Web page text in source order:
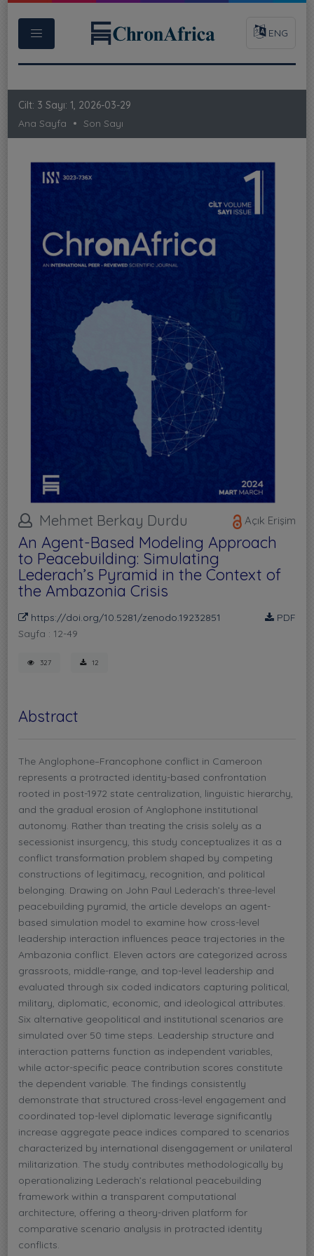
ENG
Cilt: 3 Sayı: 1, 2026-03-29
Ana Sayfa
Son Sayı
Mehmet Berkay Durdu Açık Erişim
An Agent-Based Modeling Approach
to Peacebuilding: Simulating
Lederach’s Pyramid in the Context of
the Ambazonia Crisis
https://doi.org/10.5281/zenodo.19232851
PDF
Sayfa : 12-49
327 12
Abstract
The Anglophone–Francophone conflict in Cameroon
represents a protracted identity-based confrontation
rooted in post-1972 state centralization, linguistic hierarchy,
and the gradual erosion of Anglophone institutional
autonomy. Rather than treating the crisis solely as a
secessionist insurgency, this study conceptualizes it as a
conflict transformation problem shaped by competing
constructions of legitimacy, recognition, and political
belonging. Drawing on John Paul Lederach’s three-level
peacebuilding pyramid, the article develops an agent-
based simulation model to examine how cross-level
leadership interaction influences peace trajectories in the
Ambazonia conflict. Eleven actors are categorized across
grassroots, middle-range, and top-level leadership and
evaluated through six coded indicators capturing political,
military, diplomatic, economic, and ideological attributes.
Six alternative geopolitical and institutional scenarios are
simulated over 50 time steps. Leadership structure and
interaction patterns function as independent variables,
while actor-specific peace contribution scores constitute
the dependent variable. The findings consistently
demonstrate that structured cross-level engagement and
coordinated top-level diplomatic leverage significantly
increase aggregate peace indices compared to scenarios
characterized by international disengagement or unilateral
militarization. The study contributes methodologically by
operationalizing Lederach’s relational peacebuilding
framework within a transparent computational
architecture, offering a theory-driven platform for
comparative scenario analysis in protracted identity
conflicts.